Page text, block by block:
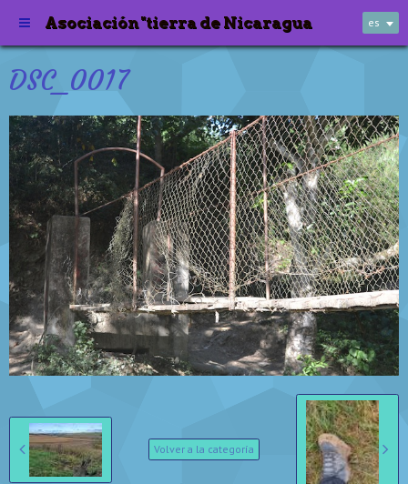
Asociación "tierra de Nicaragua es
DSC_0017
Volver a la categoría